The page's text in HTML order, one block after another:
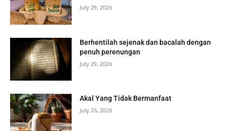
July 29, 2026
Berhentilah sejenak dan bacalah dengan
penuh perenungan
July 29, 2026
Akal Yang Tidak Bermanfaat
July 26, 2026